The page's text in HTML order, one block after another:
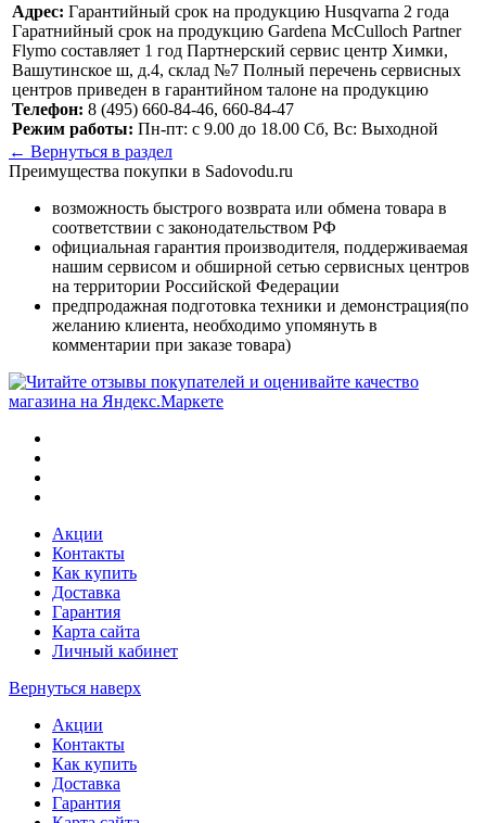
Адрес: Гарантийный срок на продукцию Husqvarna 2 года
Гаратнийный срок на продукцию Gardena McCulloch Partner
Flymo составляет 1 год Партнерский сервис центр Химки,
Вашутинское ш, д.4, склад №7 Полный перечень сервисных
центров приведен в гарантийном талоне на продукцию
Телефон: 8 (495) 660-84-46, 660-84-47
Режим работы: Пн-пт: с 9.00 до 18.00 Сб, Вс: Выходной
← Вернуться в раздел
Преимущества покупки в Sadovodu.ru
возможность быстрого возврата или обмена товара в
соответствии с законодательством РФ
официальная гарантия производителя, поддерживаемая
нашим сервисом и обширной сетью сервисных центров
на территории Российской Федерации
предпродажная подготовка техники и демонстрация(по
желанию клиента, необходимо упомянуть в
комментарии при заказе товара)
Акции
Контакты
Как купить
Доставка
Гарантия
Карта сайта
Личный кабинет
Вернуться наверх
Акции
Контакты
Как купить
Доставка
Гарантия